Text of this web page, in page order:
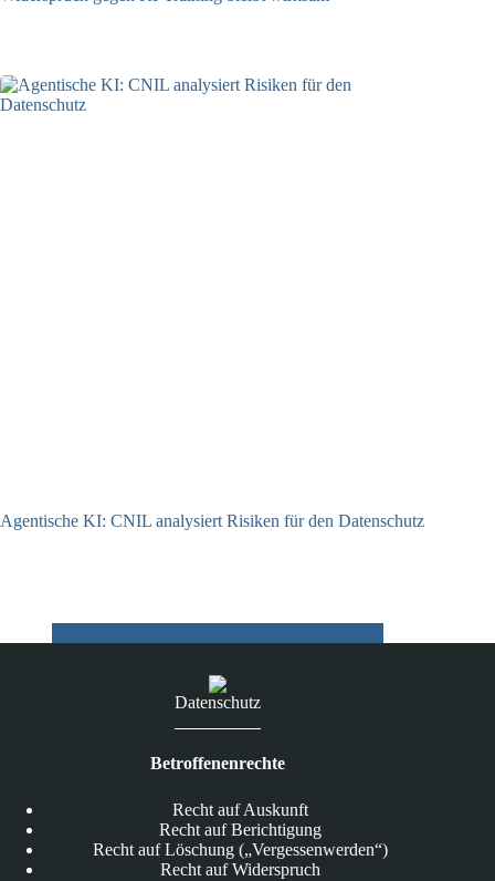
Agentische KI: CNIL analysiert Risiken für den Datenschutz
Datenschutz
Betroffenenrechte
Recht auf Auskunft
Recht auf Berichtigung
Recht auf Löschung („Vergessenwerden“)
Recht auf Widerspruch